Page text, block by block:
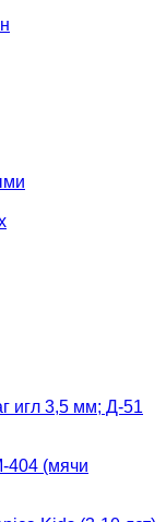
игл 3,5 мм; Д-51
404 (мячи